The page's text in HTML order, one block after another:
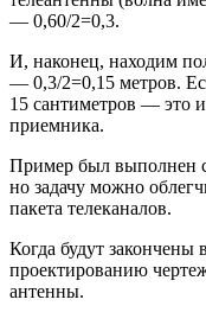
— 0,60/2=0,3.
И, наконец, находим
— 0,3/2=0,15 метров.
15 сантиметров — это
приемника.
Пример был выполнен с
но задачу можно
пакета телеканалов.
Когда будут закончены
проектированию
антенны.